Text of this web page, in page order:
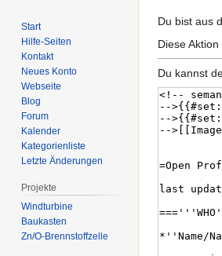
Zur
Navigation
Zur
Suche
Du bist aus
Diese
Du kannst
Start
Hilfe-Seiten
Kontakt
Neues Konto
Webseite
Blog
Forum
Kalender
Kategorienliste
Letzte Änderungen
Projekte
Windturbine
Baukasten
Zn/O-Brennstoffzelle